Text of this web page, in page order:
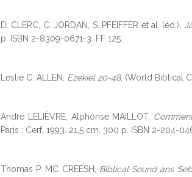
D. CLERC, C. JORDAN, S. PFEIFFER et al. (éd.),
p. ISBN 2-8309-0671-3. FF 125.
Leslie C. ALLEN, Ezekiel 20-48, (World Biblical
André LELIÈVRE, Alphonse MAILLOT,
Paris : Cerf, 1993. 21,5 cm. 300 p. ISBN 2-204-
Thomas P. MC CREESH, Biblical Sound ans